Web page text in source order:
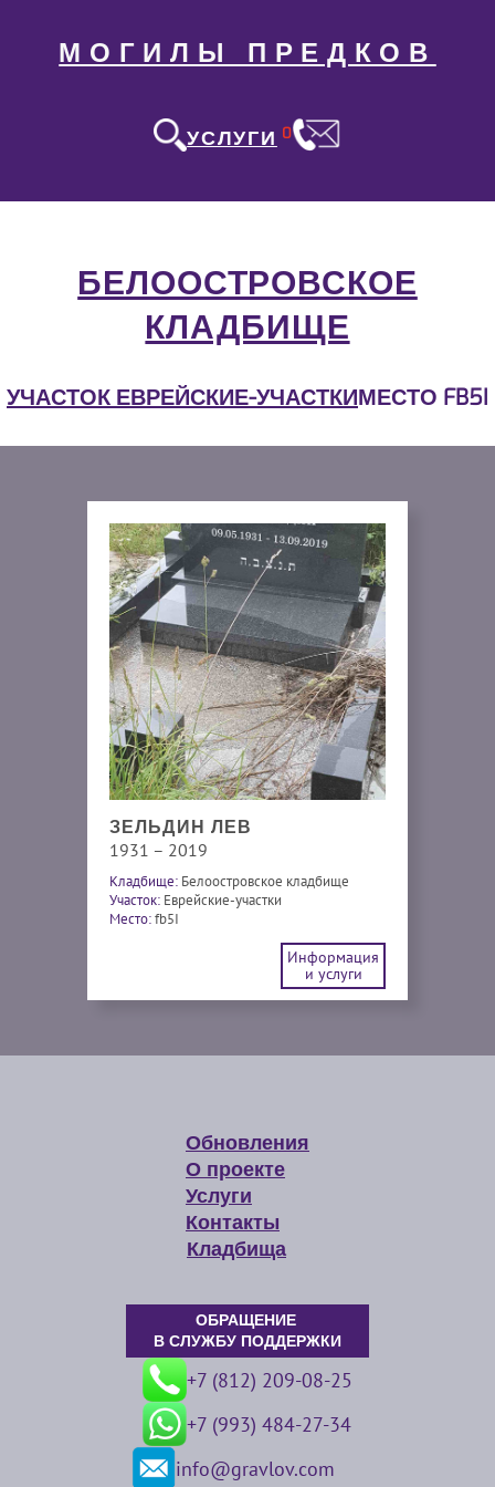
МОГИЛЫ ПРЕДКОВ
УСЛУГИ 0
БЕЛООСТРОВСКОЕ
КЛАДБИЩЕ
УЧАСТОК ЕВРЕЙСКИЕ-УЧАСТКИМЕСТО FB5I
ЗЕЛЬДИН ЛЕВ
1931 – 2019
Кладбище: Белоостровское кладбище
Участок: Еврейские-участки
Место:fb5I
Информация
и услуги
Обновления
О проекте
Услуги
Контакты
Кладбища
ОБРАЩЕНИЕ
В СЛУЖБУ ПОДДЕРЖКИ
+7 (812) 209-08-25
+7 (993) 484-27-34
info@gravlov.com